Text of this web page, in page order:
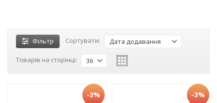
Фільтр Сортувати: Дата додавання
Товарів на сторінці: 36
-3% -3%